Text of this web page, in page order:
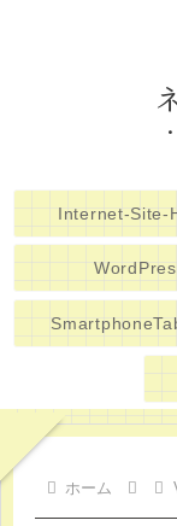
Internet-Site-
ホーム